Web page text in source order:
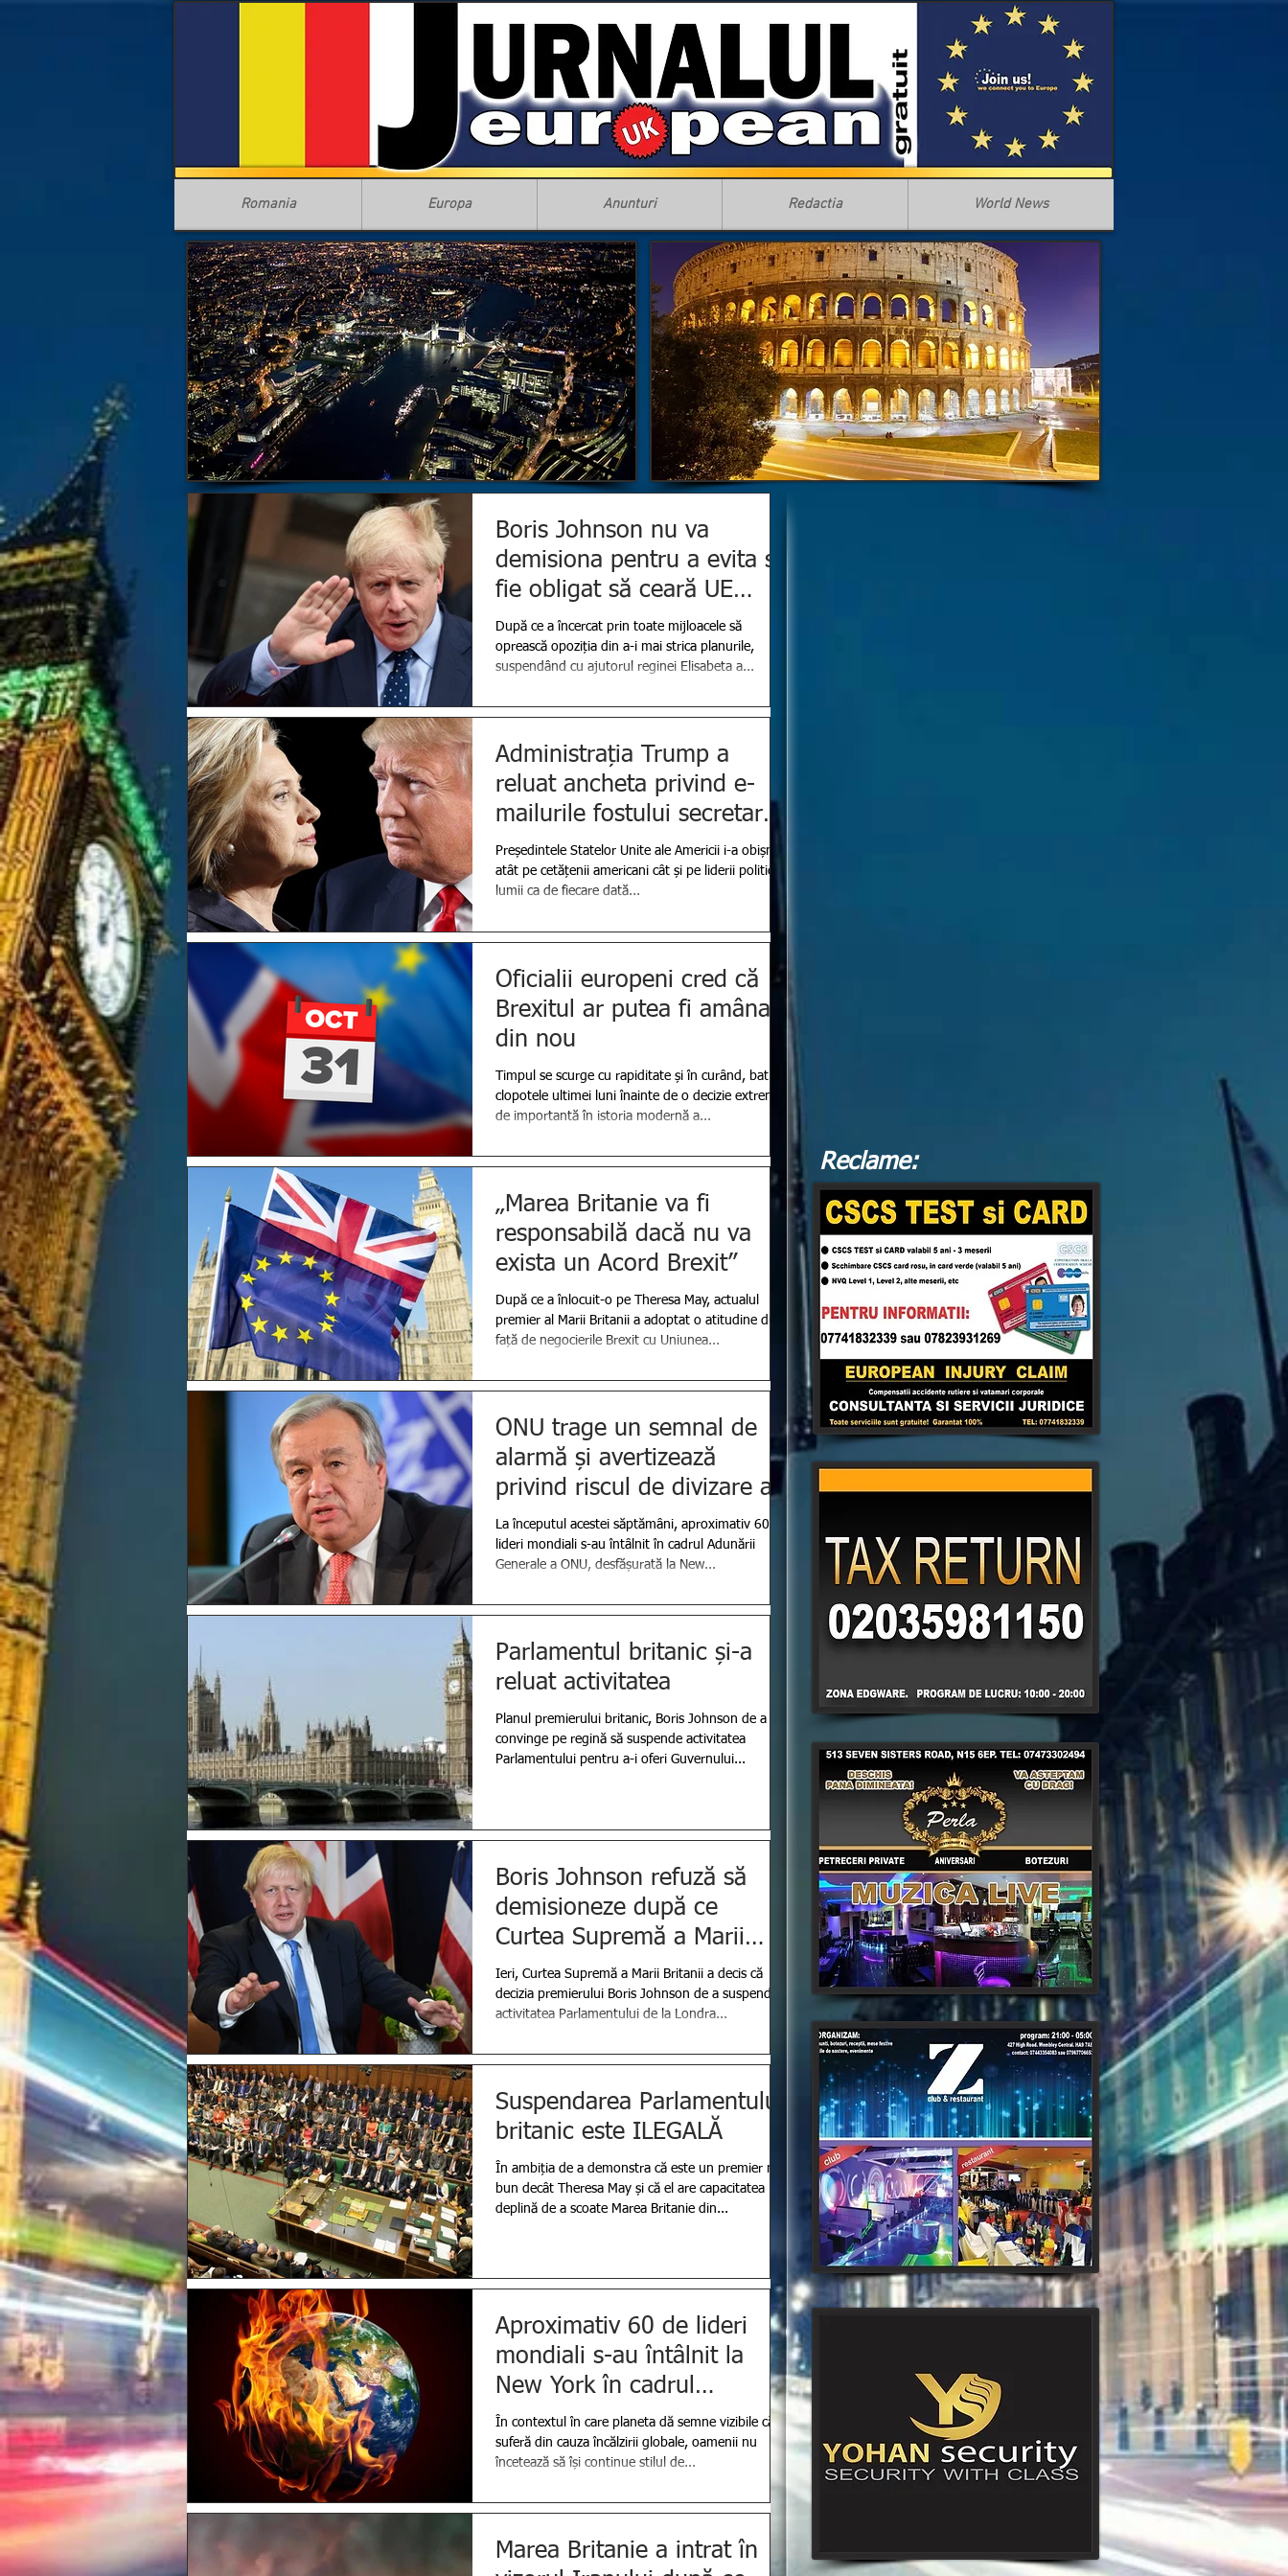
Romania Europa Anunturi Redactia World News
Boris Johnson nu va
demisiona pentru a evita să
fie obligat să ceară UE
amânarea Brexit
După ce a încercat prin toate mijloacele să
oprească opoziția din a-i mai strica planurile,
suspendând cu ajutorul reginei Elisabeta a...
Administrația Trump a
reluat ancheta privind e-
mailurile fostului secretar
de stat Hillary Clinton
Președintele Statelor Unite ale Americii i-a obișnuit
atât pe cetățenii americani cât și pe liderii politici ai
lumii ca de fiecare dată...
Oficialii europeni cred că
Brexitul ar putea fi amânat
din nou
Timpul se scurge cu rapiditate și în curând, bat
clopotele ultimei luni înainte de o decizie extrem
de importantă în istoria modernă a...
„Marea Britanie va fi
responsabilă dacă nu va
exista un Acord Brexit”
După ce a înlocuit-o pe Theresa May, actualul
premier al Marii Britanii a adoptat o atitudine dură
față de negocierile Brexit cu Uniunea...
ONU trage un semnal de
alarmă și avertizează
privind riscul de divizare a
lumii între puterile mondi
La începutul acestei săptămâni, aproximativ 60 de
lideri mondiali s-au întâlnit în cadrul Adunării
Generale a ONU, desfășurată la New...
Parlamentul britanic și-a
reluat activitatea
Planul premierului britanic, Boris Johnson de a o
convinge pe regină să suspende activitatea
Parlamentului pentru a-i oferi Guvernului...
Boris Johnson refuză să
demisioneze după ce
Curtea Supremă a Marii
Britanii a decis că
suspendarea P
Ieri, Curtea Supremă a Marii Britanii a decis că
decizia premierului Boris Johnson de a suspenda
activitatea Parlamentului de la Londra...
Suspendarea Parlamentului
britanic este ILEGALĂ
În ambiția de a demonstra că este un premier mai
bun decât Theresa May și că el are capacitatea
deplină de a scoate Marea Britanie din...
Aproximativ 60 de lideri
mondiali s-au întâlnit la
New York în cadrul
Summitul ONU pentru a
dezbate
În contextul în care planeta dă semne vizibile că
suferă din cauza încălzirii globale, oamenii nu
încetează să își continue stilul de...
Marea Britanie a intrat în
Reclame: